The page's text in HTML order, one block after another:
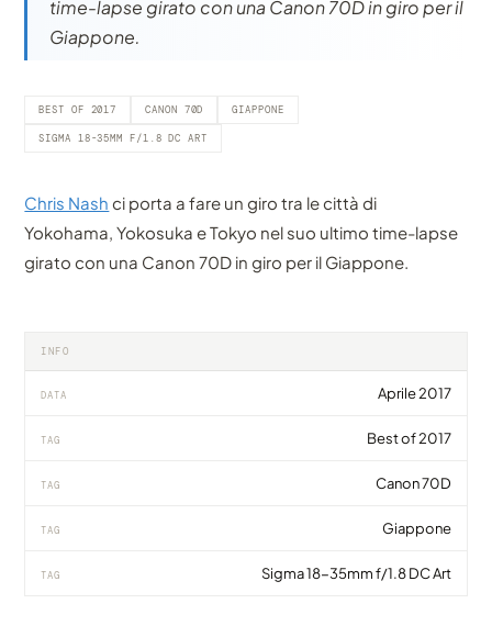
time-lapse girato con una Canon 70D in giro per il
Giappone.
BEST OF 2017 CANON 70D GIAPPONE
SIGMA 18-35MM F/1.8 DC ART
Chris Nash ci porta a fare un giro tra le città di
Yokohama, Yokosuka e Tokyo nel suo ultimo time-lapse
girato con una Canon 70D in giro per il Giappone.
INFO
DATA Aprile 2017
TAG Best of 2017
TAG Canon 70D
TAG Giappone
TAG Sigma 18-35mm f/1.8 DC Art